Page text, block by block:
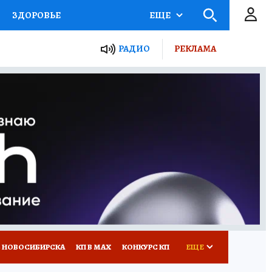
ЗДОРОВЬЕ
Я ЗНАЮ СЕМЬЯ
ЕЩЕ
РАДИО РЕКЛАМА
КП В МАХ КОНКУРС КП ЕЩЕ